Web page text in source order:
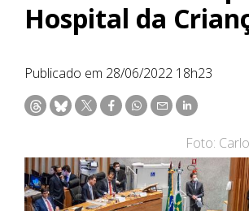
Hospital da
Publicado em 28/06/2022 18h23
Foto: